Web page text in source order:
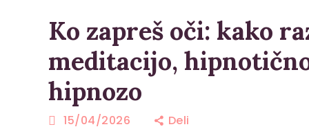
Ko zapreš oči: kako
meditacijo,
hipnozo
15/04/2026 Deli